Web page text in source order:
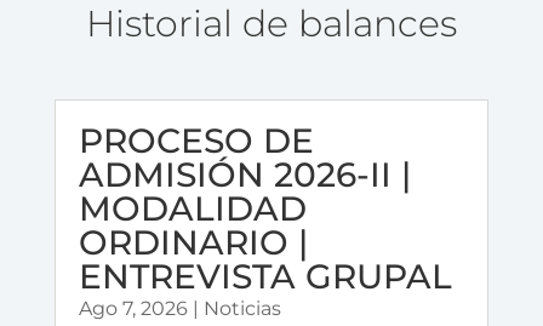
Historial de balances
PROCESO DE
ADMISIÓN 2026-II |
MODALIDAD
ORDINARIO |
ENTREVISTA GRUPAL
Ago 7, 2026| Noticias